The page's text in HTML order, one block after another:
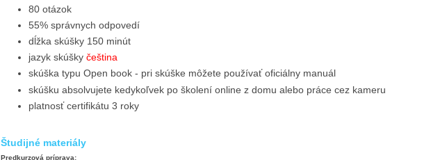
80 otázok
55% správnych odpovedí
dĺžka skúšky 150 minút
jazyk skúšky čeština
skúška typu Open book - pri skúške môžete používať oficiálny manuál
skúšku absolvujete kedykoľvek po školení online z domu alebo práce cez kameru
platnosť certifikátu 3 roky
Študijné materiály
Predkurzová príprava: